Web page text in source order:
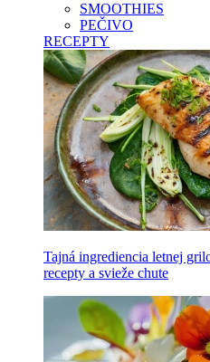
SMOOTHIES
PEČIVO
RECEPTY
Tajná ingrediencia letnej
recepty a svieže chute